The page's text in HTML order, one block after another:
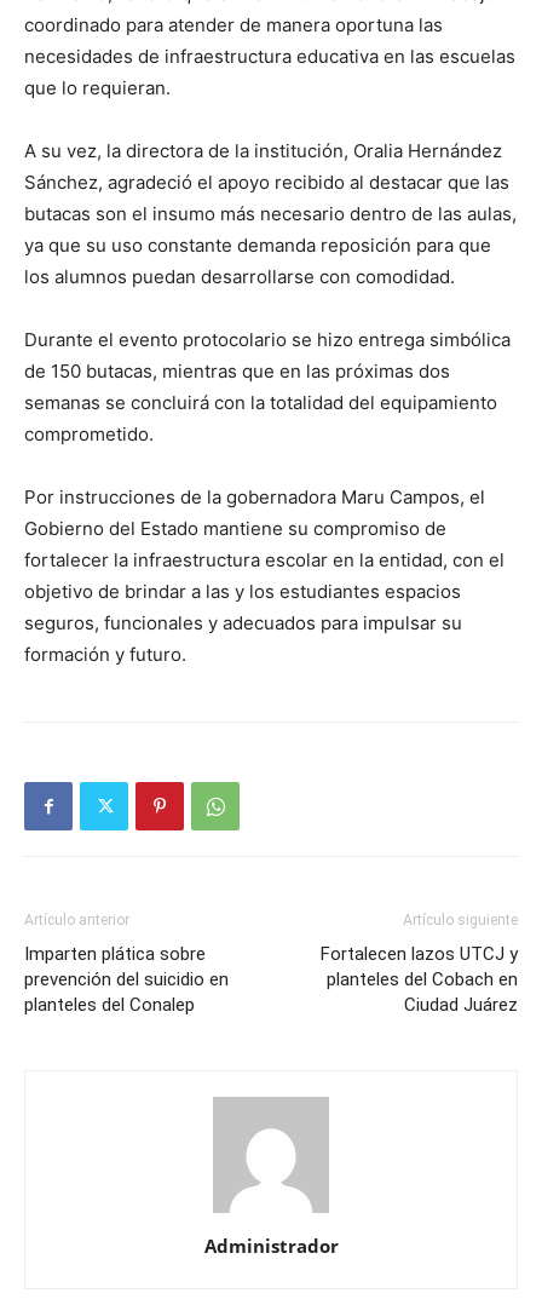
coordinado para atender de manera oportuna las
necesidades de infraestructura educativa en las escuelas
que lo requieran.
A su vez, la directora de la institución, Oralia Hernández
Sánchez, agradeció el apoyo recibido al destacar que las
butacas son el insumo más necesario dentro de las aulas,
ya que su uso constante demanda reposición para que
los alumnos puedan desarrollarse con comodidad.
Durante el evento protocolario se hizo entrega simbólica
de 150 butacas, mientras que en las próximas dos
semanas se concluirá con la totalidad del equipamiento
comprometido.
Por instrucciones de la gobernadora Maru Campos, el
Gobierno del Estado mantiene su compromiso de
fortalecer la infraestructura escolar en la entidad, con el
objetivo de brindar a las y los estudiantes espacios
seguros, funcionales y adecuados para impulsar su
formación y futuro.
Artículo anterior
Imparten plática sobre
prevención del suicidio en
planteles del Conalep
Artículo siguiente
Fortalecen lazos UTCJ y
planteles del Cobach en
Ciudad Juárez
Administrador